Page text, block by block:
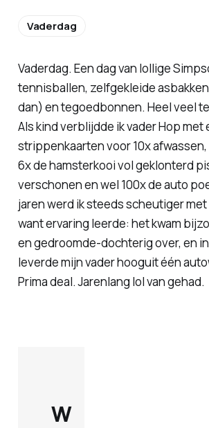
Vaderdag. Een dag van lollige
tennisballen, zelfgekleide
dan) en tegoedbonnen. Heel veel
Als kind verblijdde ik vader Hop met
strippenkaarten voor 10x afwassen,
6x de hamsterkooi vol geklonterd
verschonen en wel 100x de auto
jaren werd ik steeds scheutiger
want ervaring leerde: het kwam
en gedroomde-dochterig over, en
leverde mijn vader hooguit één
Prima deal. Jarenlang lol van gehad.
W
Vaderdag